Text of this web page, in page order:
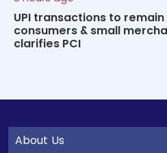
UPI transactions to
consumers & small
clarifies PCI
About Us